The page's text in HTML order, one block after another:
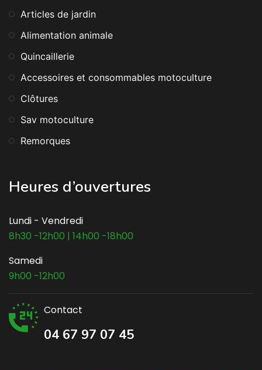
Articles de jardin
Alimentation animale
Quincaillerie
Accessoires et consommables motoculture
Clôtures
Sav motoculture
Remorques
Heures d’ouvertures
Lundi - Vendredi
8h30 -12h00 | 14h00 -18h00
Samedi
9h00 -12h00
Contact
04 67 97 07 45